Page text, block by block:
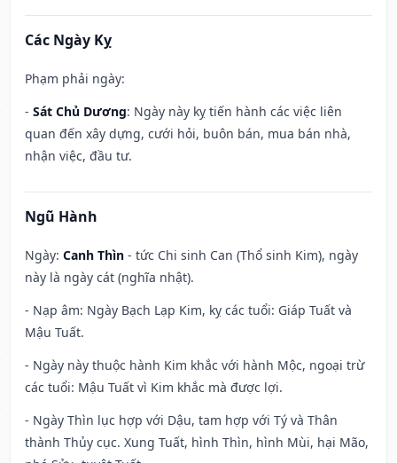
Các Ngày Kỵ
Phạm phải ngày:
- Sát Chủ Dương: Ngày này kỵ tiến hành các việc liên
quan đến xây dựng, cưới hỏi, buôn bán, mua bán nhà,
nhận việc, đầu tư.
Ngũ Hành
Ngày: Canh Thìn - tức Chi sinh Can (Thổ sinh Kim), ngày
này là ngày cát (nghĩa nhật).
- Nạp âm: Ngày Bạch Lạp Kim, kỵ các tuổi: Giáp Tuất và
Mậu Tuất.
- Ngày này thuộc hành Kim khắc với hành Mộc, ngoại trừ
các tuổi: Mậu Tuất vì Kim khắc mà được lợi.
- Ngày Thìn lục hợp với Dậu, tam hợp với Tý và Thân
thành Thủy cục. Xung Tuất, hình Thìn, hình Mùi, hại Mão,